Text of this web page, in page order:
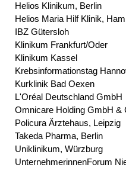
Helios Klinikum, Berlin
Helios Maria Hilf Klinik,
IBZ Gütersloh
Klinikum Frankfurt/Oder
Klinikum Kassel
Krebsinformationstag
Kurklinik Bad Oexen
L'Oréal Deutschland GmbH
Omnicare Holding GmbH &
Policura Ärztehaus, Leipzig
Takeda Pharma, Berlin
Uniklinikum, Würzburg
UnternehmerinnenForum